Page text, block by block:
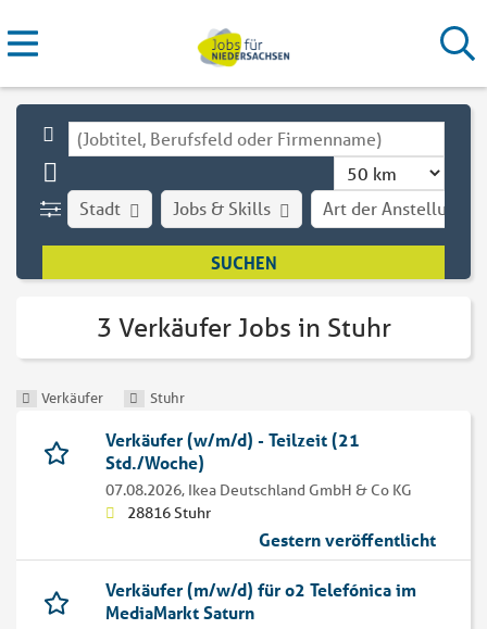
Stadt Art der Anstellung
Jobs & Skills
3 Verkäufer Jobs in Stuhr
Verkäufer Stuhr
Verkäufer (w/m/d) - Teilzeit (21
Std./Woche)
07.08.2026, Ikea Deutschland GmbH & Co KG
28816 Stuhr
Gestern veröffentlicht
Verkäufer (m/w/d) für o2 Telefónica im
MediaMarkt Saturn